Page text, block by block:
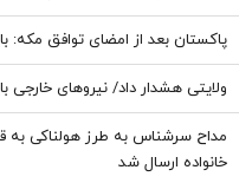
پاکستان بعد از امضای توافق مکه:
ولایتی هشدار داد/ نیروهای خارجی
مداح سرشناس به طرز هولناکی به
خانواده ارسال شد